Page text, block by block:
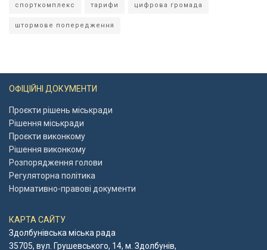
спорткомплекс тарифи цифрова громада
штормове попередження
ОФІЦІЙНІ ДОКУМЕНТИ
Проєкти рішень міськради
Рішення міськради
Проєкти виконкому
Рішення виконкому
Розпорядження голови
Регуляторна політика
Нормативно-правові документи
КАРТА САЙТУ
Здолбунівська міська рада
35705, вул. Грушевського, 14, м. Здолбунів,